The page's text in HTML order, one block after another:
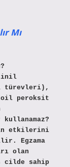
Mı
türevleri),
peroksit
etkilerini
Egzama
olan
cilde sahip